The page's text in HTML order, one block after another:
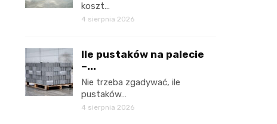
koszt…
4 sierpnia 2026
Ile pustaków na palecie
–...
Nie trzeba zgadywać, ile
pustaków…
4 sierpnia 2026